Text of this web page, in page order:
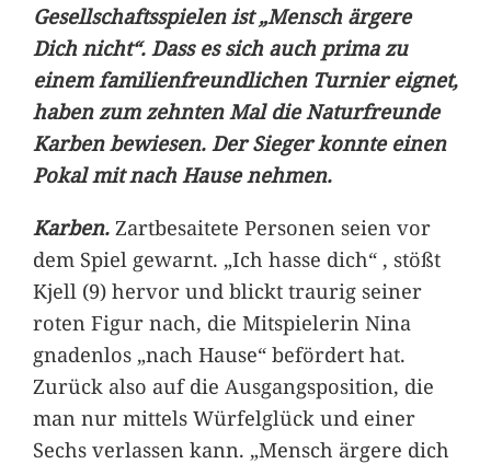
Gesellschaftsspielen ist „Mensch ärgere
Dich nicht“. Dass es sich auch prima zu
einem familienfreundlichen Turnier eignet,
haben zum zehnten Mal die Naturfreunde
Karben bewiesen. Der Sieger konnte einen
Pokal mit nach Hause nehmen.
Karben. Zartbesaitete Personen seien vor
dem Spiel gewarnt. „Ich hasse dich“ , stößt
Kjell (9) hervor und blickt traurig seiner
roten Figur nach, die Mitspielerin Nina
gnadenlos „nach Hause“ befördert hat.
Zurück also auf die Ausgangsposition, die
man nur mittels Würfelglück und einer
Sechs verlassen kann. „Mensch ärgere dich